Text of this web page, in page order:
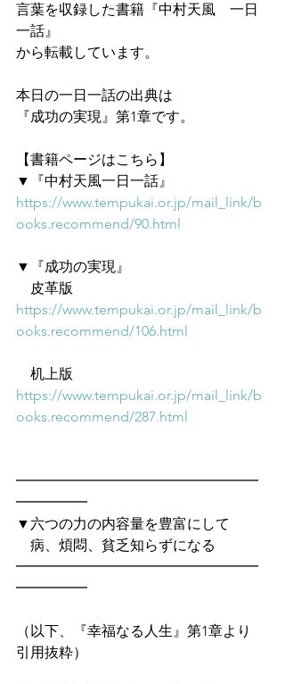
言葉を収録した書籍『中村天風　一日
一話』
から転載しています。
本日の一日一話の出典は
『成功の実現』第1章です。
【書籍ページはこちら】
▼『中村天風一日一話』
https://www.tempukai.or.jp/mail_link/b
ooks.recommend/90.html
▼『成功の実現』
皮革版
https://www.tempukai.or.jp/mail_link/b
ooks.recommend/106.html
机上版
https://www.tempukai.or.jp/mail_link/b
ooks.recommend/287.html
━━━━━━━━━━━━━━━━━
━━━━━
▼六つの力の内容量を豊富にして
病、煩悶、貧乏知らずになる
━━━━━━━━━━━━━━━━━
━━━━━
（以下、『幸福なる人生』第1章より
引用抜粋）